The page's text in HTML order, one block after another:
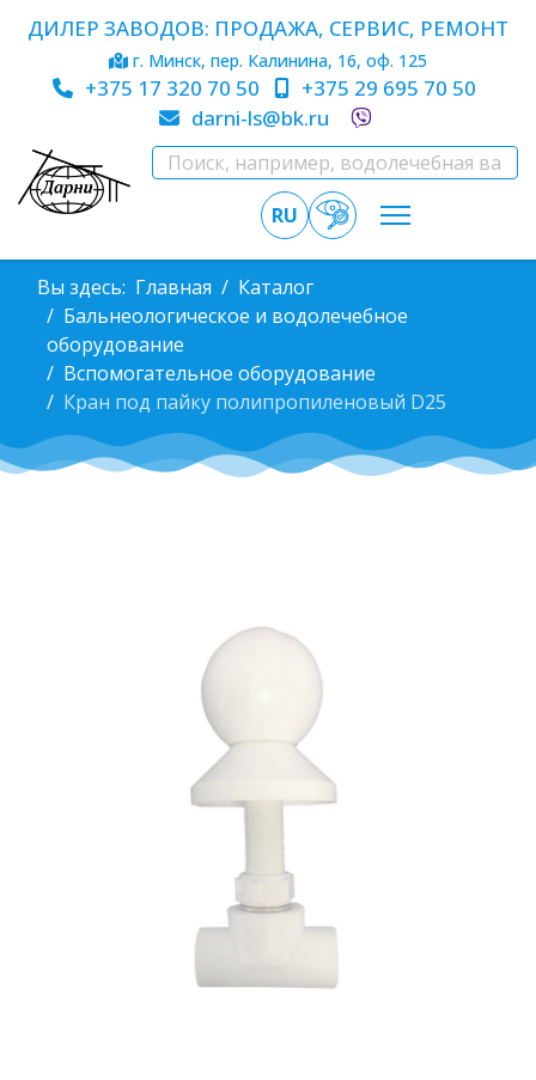
ДИЛЕР ЗАВОДОВ: ПРОДАЖА, СЕРВИС, РЕМОНТ
г. Минск, пер. Калинина, 16, оф. 125
+375 17 320 70 50
+375 29 695 70 50
darni-ls@bk.ru
RU
Вы здесь: Главная
Каталог
Бальнеологическое и водолечебное
оборудование
Вспомогательное оборудование
Кран под пайку полипропиленовый D25